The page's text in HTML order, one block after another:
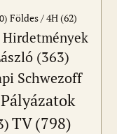
Földes / 4H(62)
Hirdetmények
(363)
Schwezoff
Pályázatok
TV(798)